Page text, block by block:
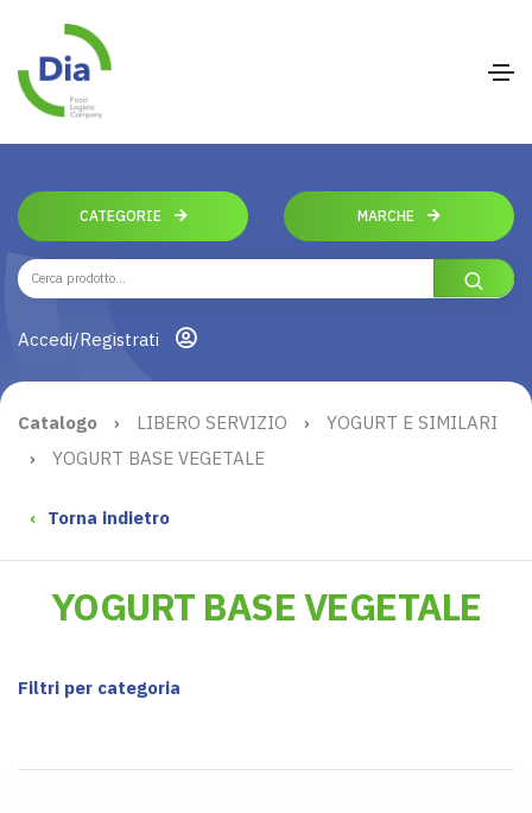
CATEGORIE MARCHE
Accedi/Registrati
Catalogo › LIBERO SERVIZIO ›
YOGURT E SIMILARI
›
YOGURT BASE VEGETALE
‹ Torna indietro
YOGURT BASE VEGETALE
Filtri per categoria